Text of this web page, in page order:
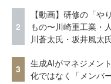
2
【動画】研修の「や
もの〜川崎重工業・
川蒼太氏・坂井風太氏
3
生成AIがマネジメン
化ではなく「メンバ